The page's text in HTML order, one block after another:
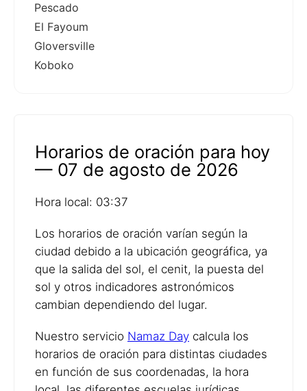
Pescado
El Fayoum
Gloversville
Koboko
Horarios de oración para hoy
— 07 de agosto de 2026
Hora local: 03:37
Los horarios de oración varían según la
ciudad debido a la ubicación geográfica, ya
que la salida del sol, el cenit, la puesta del
sol y otros indicadores astronómicos
cambian dependiendo del lugar.
Nuestro servicio Namaz Day calcula los
horarios de oración para distintas ciudades
en función de sus coordenadas, la hora